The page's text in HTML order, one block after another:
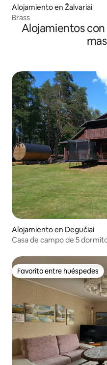
Alojamiento en Žalvariai
Brass
Alojamientos
Alojamiento en Degučiai
Casa de campo de 5
Favorito entre huéspedes
Favorito entre huéspedes